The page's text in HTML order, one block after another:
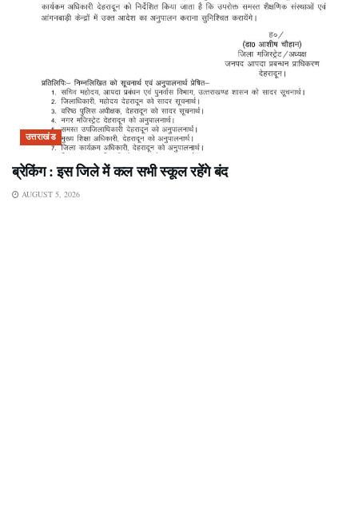
उत्तराखंड
ब्रेकिंग : इस जिले में कल सभी स्कूल रहेंगे बंद
AUGUST 5, 2026